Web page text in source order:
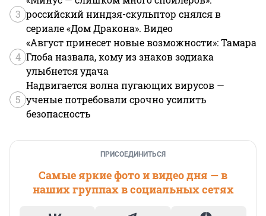
3 российский ниндзя-скульптор снялся в
сериале «Дом Дракона». Видео
4
«Август принесет новые возможности»: Тамара
Глоба назвала, кому из знаков зодиака
улыбнется удача
5
Надвигается волна пугающих вирусов —
ученые потребовали срочно усилить
безопасность
ПРИСОЕДИНИТЬСЯ
Самые яркие фото и видео дня — в
наших группах в социальных сетях